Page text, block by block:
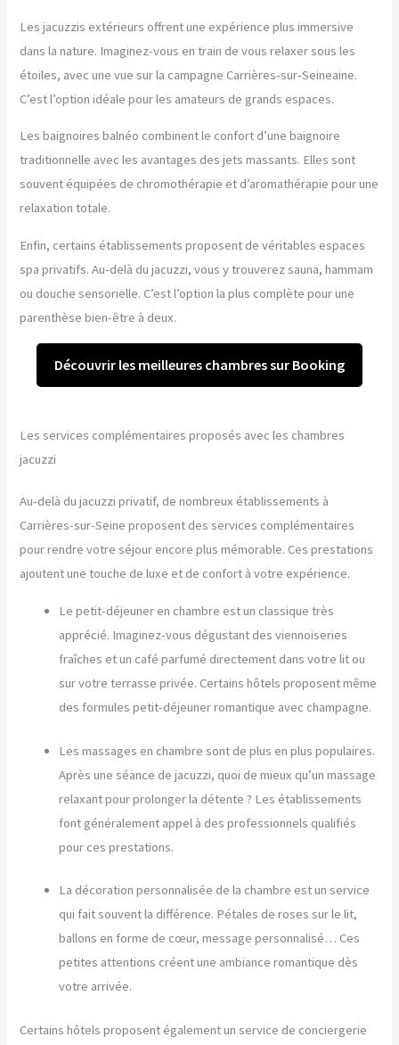
Les jacuzzis extérieurs offrent une expérience plus immersive
dans la nature. Imaginez-vous en train de vous relaxer sous les
étoiles, avec une vue sur la campagne Carrières-sur-Seineaine.
C’est l’option idéale pour les amateurs de grands espaces.
Les baignoires balnéo combinent le confort d’une baignoire
traditionnelle avec les avantages des jets massants. Elles sont
souvent équipées de chromothérapie et d’aromathérapie pour une
relaxation totale.
Enfin, certains établissements proposent de véritables espaces
spa privatifs. Au-delà du jacuzzi, vous y trouverez sauna, hammam
ou douche sensorielle. C’est l’option la plus complète pour une
parenthèse bien-être à deux.
Découvrir les meilleures chambres sur Booking
Les services complémentaires proposés avec les chambres
jacuzzi
Au-delà du jacuzzi privatif, de nombreux établissements à
Carrières-sur-Seine proposent des services complémentaires
pour rendre votre séjour encore plus mémorable. Ces prestations
ajoutent une touche de luxe et de confort à votre expérience.
Le petit-déjeuner en chambre est un classique très
apprécié. Imaginez-vous dégustant des viennoiseries
fraîches et un café parfumé directement dans votre lit ou
sur votre terrasse privée. Certains hôtels proposent même
des formules petit-déjeuner romantique avec champagne.
Les massages en chambre sont de plus en plus populaires.
Après une séance de jacuzzi, quoi de mieux qu’un massage
relaxant pour prolonger la détente ? Les établissements
font généralement appel à des professionnels qualifiés
pour ces prestations.
La décoration personnalisée de la chambre est un service
qui fait souvent la différence. Pétales de roses sur le lit,
ballons en forme de cœur, message personnalisé… Ces
petites attentions créent une ambiance romantique dès
votre arrivée.
Certains hôtels proposent également un service de conciergerie